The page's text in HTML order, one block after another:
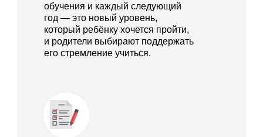
обучения и каждый следующий
год — это новый уровень,
который ребёнку хочется пройти,
и родители выбирают поддержать
его стремление учиться.